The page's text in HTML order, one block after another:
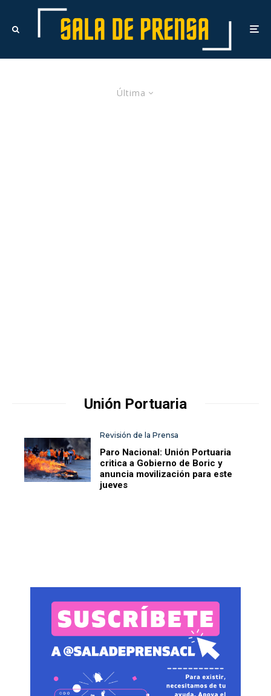
Última
Unión Portuaria
Revisión de la Prensa
Paro Nacional: Unión Portuaria
critica a Gobierno de Boric y
anuncia movilización para este
jueves